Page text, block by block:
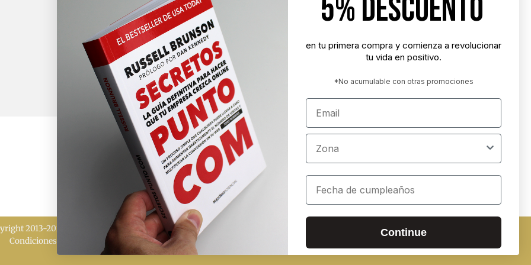
"Nunca es demasiado tarde para ser la
persona que podrías haber sido"
"Tener éxito es lograr lo que quieres.
"Es más importante elegir el destino
correcto que la velocidad con la que
avanzamos"
- José María Vicedo
2013-2026 MÁXIMO POTENCIAL | Todos los derechos reservados
Condiciones de venta
Política de cookies|Política de privacidad
5% DESCUENTO
en tu primera compra y comienza a revolucionar
tu vida en positivo.
*No acumulable con otras promociones
Email
Zona
Cumpleaños
Continue